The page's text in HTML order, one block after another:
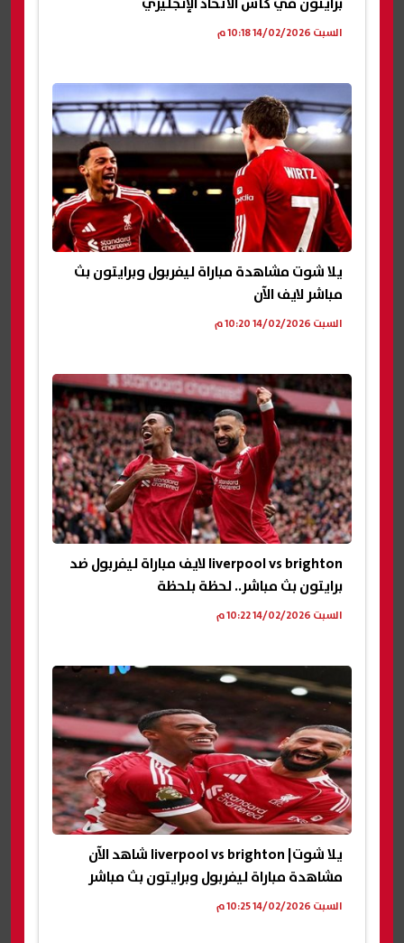
السبت 14/02/2026 10:18 م
يلا شوت مشاهدة مباراة ليفربول وبرايتون بث
مباشر لايف الآن
السبت 14/02/2026 10:20 م
liverpool vs brighton لايف مباراة ليفربول ضد
برايتون بث مباشر.. لحظة بلحظة
السبت 14/02/2026 10:22 م
يلا شوت| liverpool vs brighton شاهد الآن
مشاهدة مباراة ليفربول وبرايتون بث مباشر
السبت 14/02/2026 10:25 م